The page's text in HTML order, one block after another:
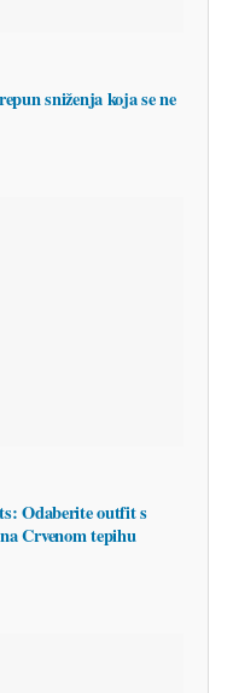
sniženja koja se ne
Odaberite outfit s
Crvenom tepihu